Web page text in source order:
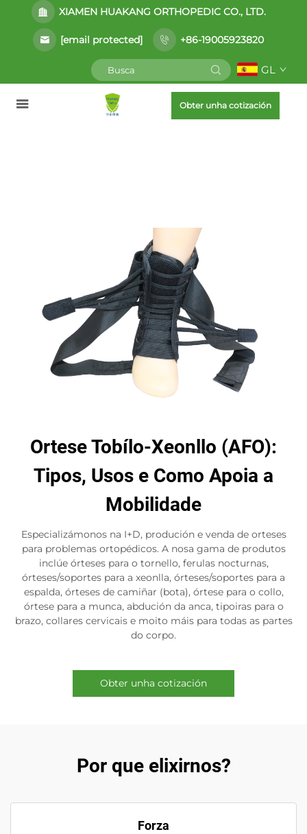
XIAMEN HUAKANG ORTHOPEDIC CO., LTD.
[email protected] +86-19005923820
GL
Obter unha cotización
Ortese Tobílo-Xeonllo (AFO):
Tipos, Usos e Como Apoia a
Mobilidade
Especializámonos na I+D, produción e venda de orteses
para problemas ortopédicos. A nosa gama de produtos
inclúe órteses para o tornello, ferulas nocturnas,
órteses/soportes para a xeonlla, órteses/soportes para a
espalda, órteses de camiñar (bota), órtese para o collo,
órtese para a munca, abdución da anca, tipoiras para o
brazo, collares cervicais e moito máis para todas as partes
do corpo.
Obter unha cotización
Por que elixirnos?
Forza